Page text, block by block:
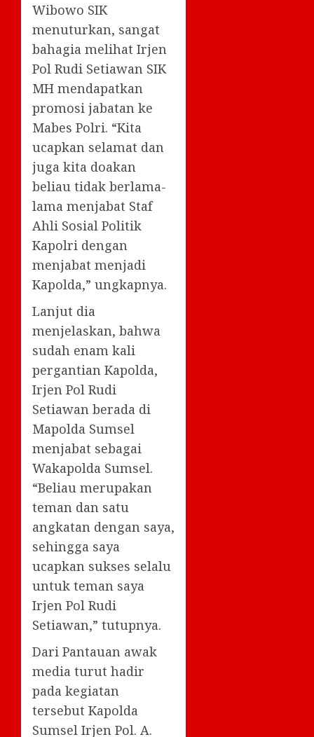
Wibowo SIK
menuturkan, sangat
bahagia melihat Irjen
Pol Rudi Setiawan SIK
MH mendapatkan
promosi jabatan ke
Mabes Polri. “Kita
ucapkan selamat dan
juga kita doakan
beliau tidak berlama-
lama menjabat Staf
Ahli Sosial Politik
Kapolri dengan
menjabat menjadi
Kapolda,” ungkapnya.
Lanjut dia
menjelaskan, bahwa
sudah enam kali
pergantian Kapolda,
Irjen Pol Rudi
Setiawan berada di
Mapolda Sumsel
menjabat sebagai
Wakapolda Sumsel.
“Beliau merupakan
teman dan satu
angkatan dengan saya,
sehingga saya
ucapkan sukses selalu
untuk teman saya
Irjen Pol Rudi
Setiawan,” tutupnya.
Dari Pantauan awak
media turut hadir
pada kegiatan
tersebut Kapolda
Sumsel Irjen Pol. A.